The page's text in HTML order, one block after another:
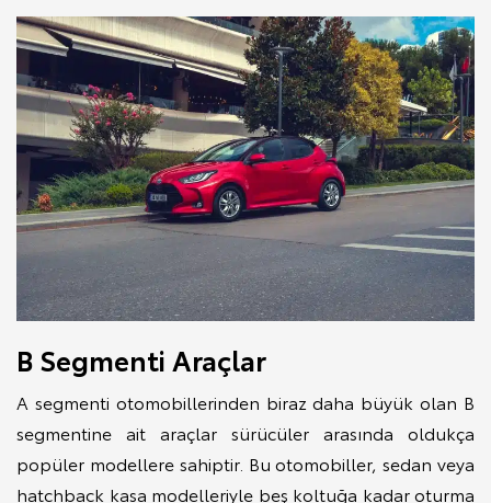
B Segmenti Araçlar
A segmenti otomobillerinden biraz daha büyük olan B
segmentine ait araçlar sürücüler arasında oldukça
popüler modellere sahiptir. Bu otomobiller, sedan veya
hatchback kasa modelleriyle beş koltuğa kadar oturma